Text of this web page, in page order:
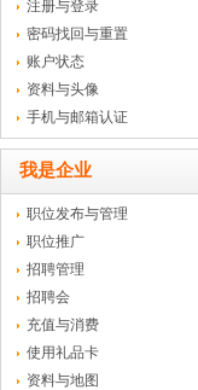
注册与登录
密码找回与重置
账户状态
资料与头像
手机与邮箱认证
我是企业
职位发布与管理
职位推广
招聘管理
招聘会
充值与消费
使用礼品卡
资料与地图